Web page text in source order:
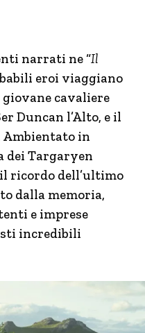
narrati ne “Il
eroi viaggiano
cavaliere
Duncan l’Alto, e il
Ambientato in
dei Targaryen
ricordo dell’ultimo
dalla memoria,
e imprese
incredibili